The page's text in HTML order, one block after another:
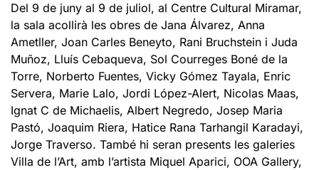
Del 9 de juny al 9 de juliol, al Centre Cultural Miramar,
la sala acollirà les obres de Jana Álvarez, Anna
Ametller, Joan Carles Beneyto, Rani Bruchstein i Juda
Muñoz, Lluís Cebaqueva, Sol Courreges Boné de la
Torre, Norberto Fuentes, Vicky Gómez Tayala, Enric
Servera, Marie Lalo, Jordi López-Alert, Nicolas Maas,
Ignat C de Michaelis, Albert Negredo, Josep Maria
Pastó, Joaquim Riera, Hatice Rana Tarhangil Karadayi,
Jorge Traverso. També hi seran presents les galeries
Villa de l’Art, amb l’artista Miquel Aparici, OOA Gallery,